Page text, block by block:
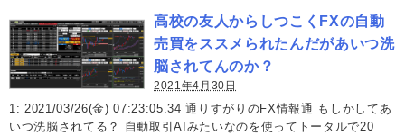
高校の友人からしつこくFXの自動
売買をススメられたんだがあいつ洗
脳されてんのか？
2021年4月30日
1: 2021/03/26(金) 07:23:05.34 通りすがりのFX情報通 もしかしてあ
いつ洗脳されてる？ 自動取引AIみたいなのを使ってトータルで20